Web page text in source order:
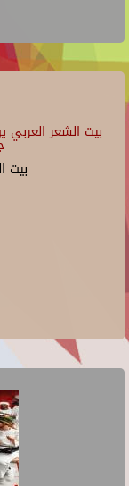
بيت الشعر العربي
بيت